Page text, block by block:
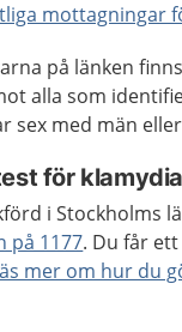
mottagningar
på länken
alla som
sex med män
för
i Stockholms
på 1177. Du får
mer om hur du